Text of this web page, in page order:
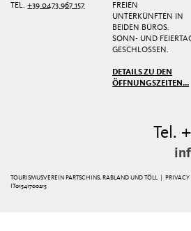
TEL.+39 0473 967 157
FREIEN
UNTERKÜNFTEN IN
BEIDEN BÜROS.
SONN- UND
GESCHLOSSEN.
DETAILS ZU DEN
ÖFFNUNGSZEITEN...
Tel.
TOURISMUSVEREIN PARTSCHINS, RABLAND UND TÖLL | PRIVACY
IT01541700215